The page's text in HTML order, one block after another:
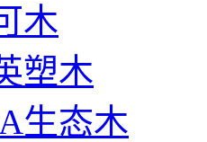
木
塑木
生态木